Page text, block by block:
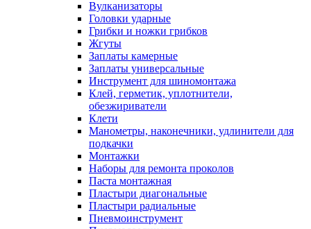
Вулканизаторы
Головки ударные
Грибки и ножки грибков
Жгуты
Заплаты камерные
Заплаты универсальные
Инструмент для шиномонтажа
Клей, герметик, уплотнители,
обезжириватели
Клети
Манометры, наконечники, удлинители для
подкачки
Монтажки
Наборы для ремонта проколов
Паста монтажная
Пластыри диагональные
Пластыри радиальные
Пневмоинструмент